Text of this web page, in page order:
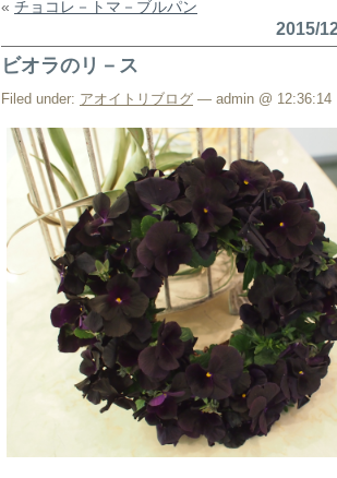
« チョコレ－トマ－ブルパン
2015/
ビオラのリ－ス
Filed under: アオイトリブログ — admin @ 12:36:14